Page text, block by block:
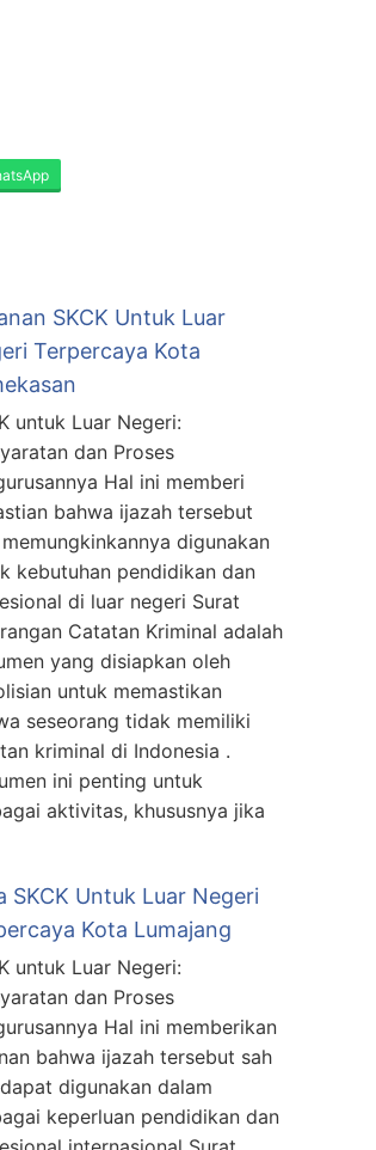
SKCK Untuk Luar
Terpercaya Kota
untuk Luar Negeri:
dan Proses
Hal ini memberi
bahwa ijazah tersebut
memungkinkannya digunakan
kebutuhan pendidikan dan
di luar negeri Surat
Catatan Kriminal adalah
yang disiapkan oleh
untuk memastikan
seseorang tidak memiliki
kriminal di Indonesia .
ini penting untuk
aktivitas, khususnya jika
SKCK Untuk Luar Negeri
Kota Lumajang
untuk Luar Negeri:
dan Proses
Hal ini memberikan
bahwa ijazah tersebut sah
digunakan dalam
keperluan pendidikan dan